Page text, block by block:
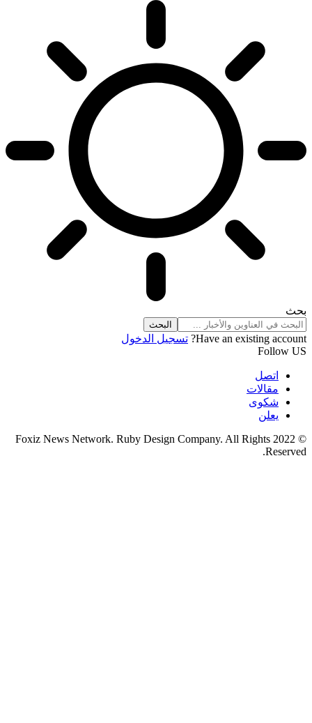
بحث
Have an existing account?
تسجيل الدخول
Follow US
اتصل
مقالات
شكوى
يعلن
© 2022 Foxiz News Network. Ruby Design Company. All Rights
Reserved.